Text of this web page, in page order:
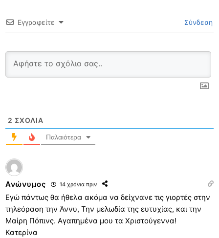
Εγγραφείτε Σύνδεση
2 ΣΧΌΛΙΑ
Παλαιότερα
Ανώνυμος 14 χρόνια πριν
Εγώ πάντως θα ήθελα ακόμα να δείχνανε τις γιορτές στην
τηλεόραση την Άννυ, Την μελωδία της ευτυχίας, και την
Μαίρη Πόπινς. Αγαπημένα μου τα Χριστούγεννα!
Κατερίνα